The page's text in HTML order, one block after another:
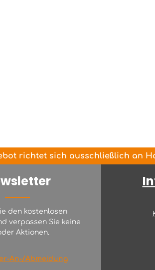
richtet sich ausschließlich an
den kostenlosen
verpassen Sie keine
Aktionen.
An-/Abmeldung